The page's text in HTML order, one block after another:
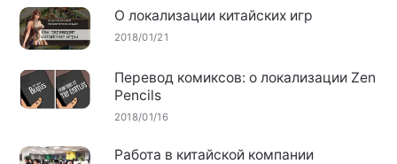
О локализации китайских игр
2018/01/21
Перевод комиксов: о локализации Zen
Pencils
2018/01/16
Работа в китайской компании